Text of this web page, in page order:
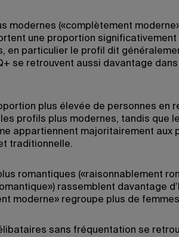
modernes («complètement
une proportion significativement
en particulier le profil dit
se retrouvent aussi davantage
plus élevée de personnes en
profils plus modernes, tandis que
appartiennent majoritairement aux
traditionnelle.
romantiques («raisonnablement
rassemblent davantage
moderne» regroupe plus de
sans fréquentation se